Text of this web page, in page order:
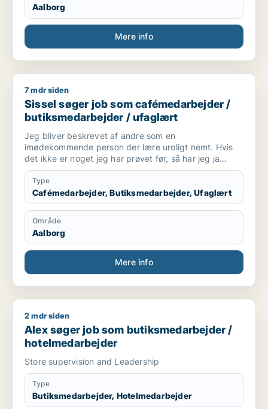
Aalborg
Mere info
Sissel søger job som cafémedarbejder /
7 mdr siden
Sissel søger job som cafémedarbejder /
butiksmedarbejder / ufaglært
Jeg bliver beskrevet af andre som en
imødekommende person der lære uroligt nemt. Hvis
det ikke er noget jeg har prøvet før, så har jeg ja
hatten på og siger det kan jeg helt sikkert lære.
Type
Cafémedarbejder, Butiksmedarbejder, Ufaglært
Område
Aalborg
Mere info
Alex søger job som butiksmedarbejder / hotelmedarbejder
2 mdr siden
Alex søger job som butiksmedarbejder /
hotelmedarbejder
Store supervision and Leadership
Type
Butiksmedarbejder, Hotelmedarbejder